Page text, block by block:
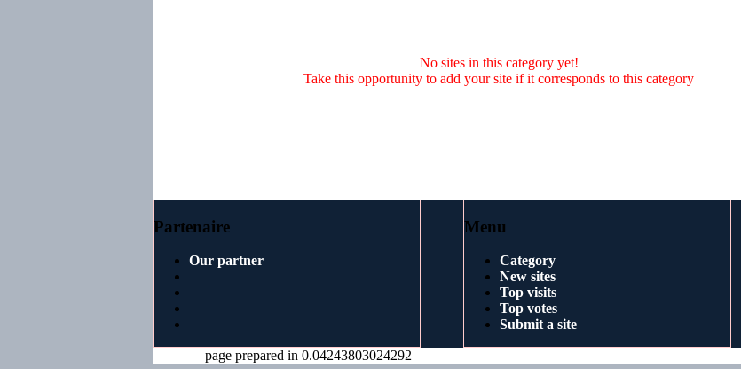
No sites in this category yet!
Take this opportunity to add your site if it corresponds to this category
Menu
Category
New sites
Top visits
Top votes
Submit a site
Partenaire
Our partner
page prepared in 0.04243803024292